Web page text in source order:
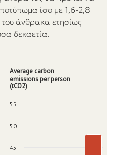
ίσο με 1,6-2,8
του άνθρακα ετησίως
δεκαετία.